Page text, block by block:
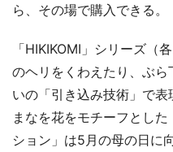
ら、その場で購入できる。
「HIKIKOMI」シリーズ（
のヘリをくわえたり、ぶ
いの「引き込み技術」で
まなを花をモチーフとし
ション」は5月の母の日に